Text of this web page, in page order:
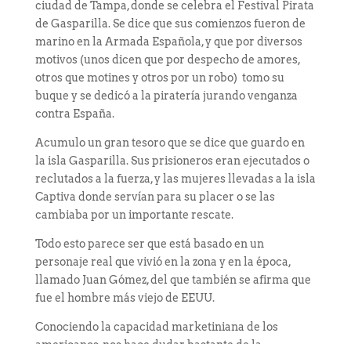
ciudad de Tampa, donde se celebra el Festival Pirata
de Gasparilla. Se dice que sus comienzos fueron de
marino en la Armada Española, y que por diversos
motivos (unos dicen que por despecho de amores,
otros que motines y otros por un robo) tomo su
buque y se dedicó a la piratería jurando venganza
contra España.
Acumulo un gran tesoro que se dice que guardo en
la isla Gasparilla. Sus prisioneros eran ejecutados o
reclutados a la fuerza, y las mujeres llevadas a la isla
Captiva donde servían para su placer o se las
cambiaba por un importante rescate.
Todo esto parece ser que está basado en un
personaje real que vivió en la zona y en la época,
llamado Juan Gómez, del que también se afirma que
fue el hombre más viejo de EEUU.
Conociendo la capacidad marketiniana de los